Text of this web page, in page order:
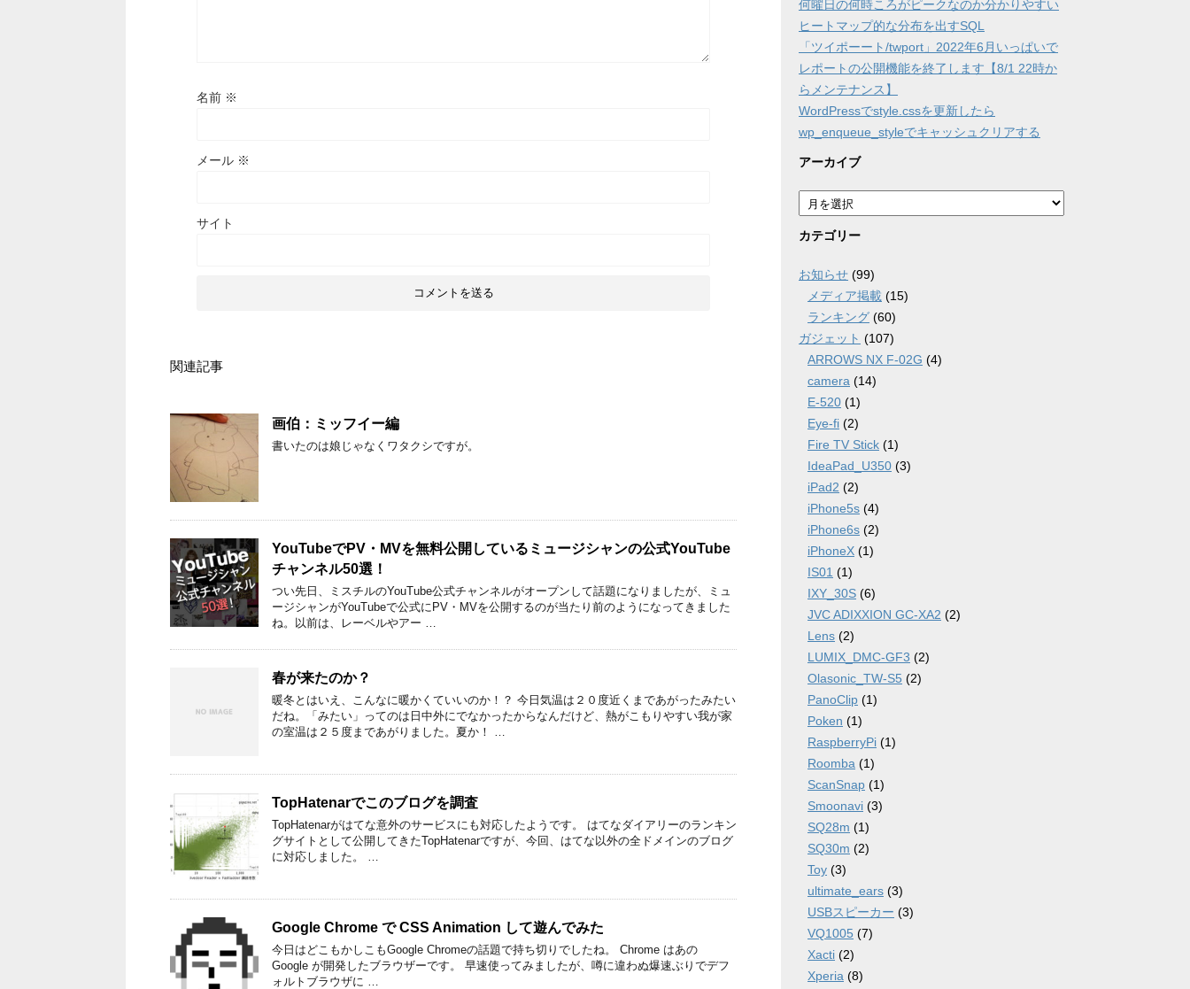
名前 ※
メール ※
サイト
関連記事
画伯：ミッフイー編
書いたのは娘じゃなくワタクシですが。
YouTubeでPV・MVを無料公開しているミュージシャンの公式YouTube
チャンネル50選！
つい先日、ミスチルのYouTube公式チャンネルがオープンして話題になりましたが、ミュ
ージシャンがYouTubeで公式にPV・MVを公開するのが当たり前のようになってきました
ね。以前は、レーベルやアー …
春が来たのか？
暖冬とはいえ、こんなに暖かくていいのか！？ 今日気温は２０度近くまであがったみたい
だね。「みたい」ってのは日中外にでなかったからなんだけど、熱がこもりやすい我が家
の室温は２５度まであがりました。夏か！ …
TopHatenarでこのブログを調査
TopHatenarがはてな意外のサービスにも対応したようです。 はてなダイアリーのランキン
グサイトとして公開してきたTopHatenarですが、今回、はてな以外の全ドメインのブログ
に対応しました。 …
Google Chrome で CSS Animation して遊んでみた
今日はどこもかしこもGoogle Chromeの話題で持ち切りでしたね。 Chrome はあの
Google が開発したブラウザーです。 早速使ってみましたが、噂に違わぬ爆速ぶりでデフ
ォルトブラウザに …
何曜日の何時ころがピークなのか分かりやすい
ヒートマップ的な分布を出すSQL
「ツイポーート/twport」2022年6月いっぱいで
レポートの公開機能を終了します【8/1 22時か
らメンテナンス】
WordPressでstyle.cssを更新したら
wp_enqueue_styleでキャッシュクリアする
アーカイブ
ア
ー
カ
ブ
カテゴリー
お知らせ (99)
メディア掲載 (15)
ランキング (60)
ガジェット (107)
ARROWS NX F-02G (4)
camera (14)
E-520 (1)
Eye-fi (2)
Fire TV Stick (1)
IdeaPad_U350 (3)
iPad2 (2)
iPhone5s (4)
iPhone6s (2)
iPhoneX (1)
IS01 (1)
IXY_30S (6)
JVC ADIXXION GC-XA2 (2)
Lens (2)
LUMIX_DMC-GF3 (2)
Olasonic_TW-S5 (2)
PanoClip (1)
Poken (1)
RaspberryPi (1)
Roomba (1)
ScanSnap (1)
Smoonavi (3)
SQ28m (1)
SQ30m (2)
Toy (3)
ultimate_ears (3)
USBスピーカー (3)
VQ1005 (7)
Xacti (2)
Xperia (8)